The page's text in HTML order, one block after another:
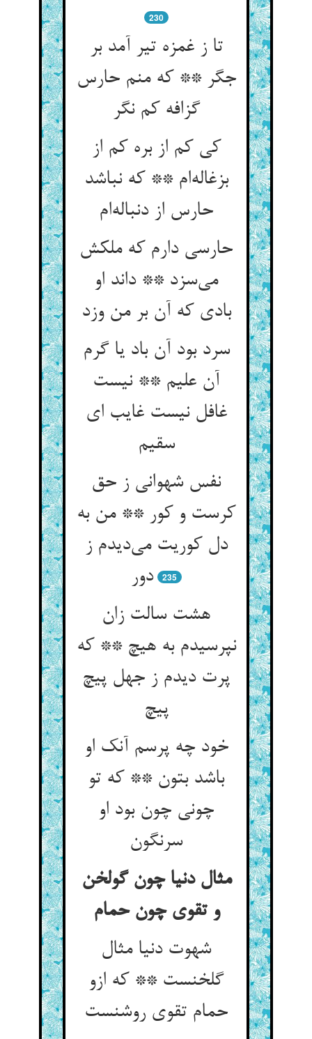
230
تا ز غمزه تیر آمد بر
جگر ** که منم حارس
گزافه کم نگر
کی کم از بره کم از
بزغاله‌ام ** که نباشد
حارس از دنباله‌ام
حارسی دارم که ملکش
می‌سزد ** داند او
بادی که آن بر من وزد
سرد بود آن باد یا گرم
آن علیم ** نیست
غافل نیست غایب ای
سقیم
نفس شهوانی ز حق
کرست و کور ** من به
دل کوریت می‌دیدم ز
دور
235
هشت سالت زان
نپرسیدم به هیچ ** که
پرت دیدم ز جهل پیچ
پیچ
خود چه پرسم آنک او
باشد بتون ** که تو
چونی چون بود او
سرنگون
مثال دنیا چون گولخن
و تقوی چون حمام
شهوت دنیا مثال
گلخنست ** که ازو
حمام تقوی روشنست